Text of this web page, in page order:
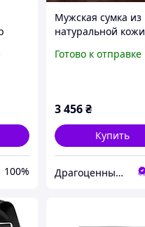
100%
Мужская сумка из
натуральной кожи
240х240 мм - сумка-
Готово к отправке
3 456₴
Купить
Драгоценные Моменты